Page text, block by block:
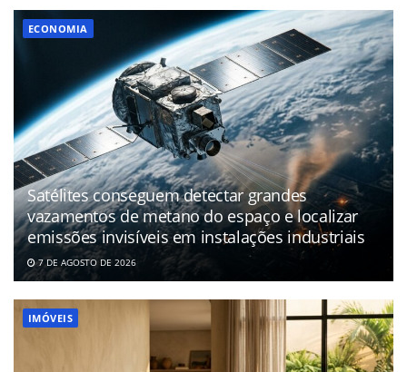
ECONOMIA
Satélites conseguem detectar grandes
vazamentos de metano do espaço e localizar
emissões invisíveis em instalações industriais
7 DE AGOSTO DE 2026
IMÓVEIS